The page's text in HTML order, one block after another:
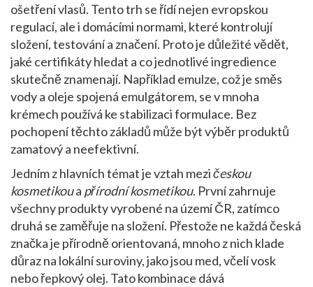
ošetření vlasů. Tento trh se řídí nejen evropskou
regulací, ale i domácími normami, které kontrolují
složení, testování a značení. Proto je důležité vědět,
jaké certifikáty hledat a co jednotlivé ingredience
skutečně znamenají. Například emulze, což je směs
vody a oleje spojená emulgátorem, se v mnoha
krémech používá ke stabilizaci formulace. Bez
pochopení těchto základů může být výběr produktů
zamatový a neefektivní.
Jedním z hlavních témat je vztah mezičeskou
kosmetikoua přírodní kosmetikou. První zahrnuje
všechny produkty vyrobené na území ČR, zatímco
druhá se zaměřuje na složení. Přestože ne každá česká
značka je přírodně orientovaná, mnoho z nich klade
důraz na lokální suroviny, jako jsou med, včelí vosk
nebo řepkový olej. Tato kombinace dává